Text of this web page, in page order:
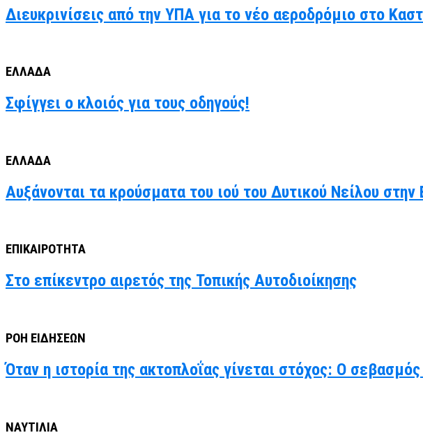
Διευκρινίσεις από την ΥΠΑ για το νέο αεροδρόμιο στο
ΕΛΛΑΔΑ
Σφίγγει ο κλοιός για τους οδηγούς!
ΕΛΛΑΔΑ
Αυξάνονται τα κρούσματα του ιού του Δυτικού Νείλου στην
ΕΠΙΚΑΙΡΟΤΗΤΑ
Στο επίκεντρο αιρετός της Τοπικής Αυτοδιοίκησης
ΡΟΗ ΕΙΔΗΣΕΩΝ
Όταν η ιστορία της ακτοπλοΐας γίνεται στόχος: Ο
ΝΑΥΤΙΛΙΑ